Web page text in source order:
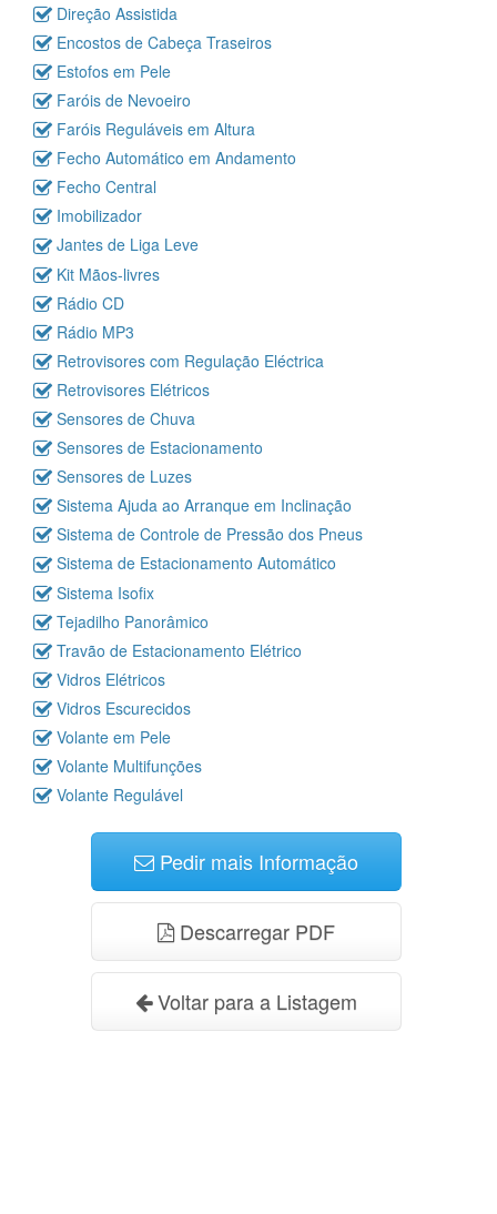
Direção Assistida
Encostos de Cabeça Traseiros
Estofos em Pele
Faróis de Nevoeiro
Faróis Reguláveis em Altura
Fecho Automático em Andamento
Fecho Central
Imobilizador
Jantes de Liga Leve
Kit Mãos-livres
Rádio CD
Rádio MP3
Retrovisores com Regulação Eléctrica
Retrovisores Elétricos
Sensores de Chuva
Sensores de Estacionamento
Sensores de Luzes
Sistema Ajuda ao Arranque em Inclinação
Sistema de Controle de Pressão dos Pneus
Sistema de Estacionamento Automático
Sistema Isofix
Tejadilho Panorâmico
Travão de Estacionamento Elétrico
Vidros Elétricos
Vidros Escurecidos
Volante em Pele
Volante Multifunções
Volante Regulável
Pedir mais Informação
Descarregar PDF
Voltar para a Listagem